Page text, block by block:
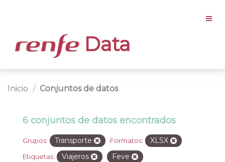
Data
Inicio Conjuntos de datos
6 conjuntos de datos encontrados
Grupos: Transporte Formatos: XLSX
Etiquetas: Viajeros Feve